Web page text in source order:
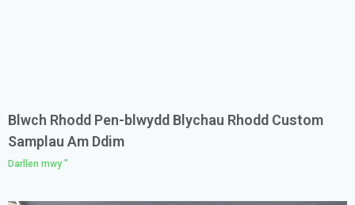
Blwch Rhodd Pen-blwydd Blychau Rhodd Custom
Samplau Am Ddim
Darllen mwy "